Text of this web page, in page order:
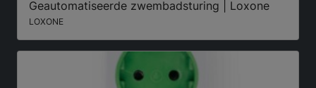
Geautomatiseerde zwembadsturing | Loxone
LOXONE